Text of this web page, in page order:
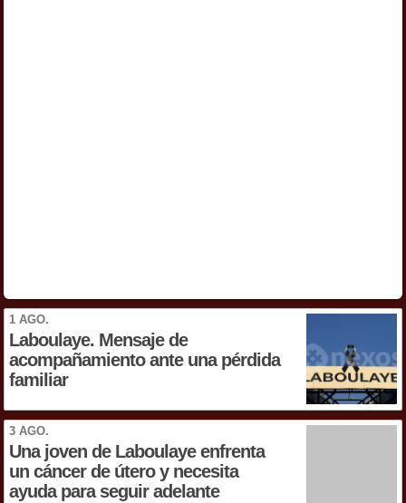
1 AGO.
Laboulaye. Mensaje de
acompañamiento ante una pérdida
familiar
3 AGO.
Una joven de Laboulaye enfrenta
un cáncer de útero y necesita
ayuda para seguir adelante